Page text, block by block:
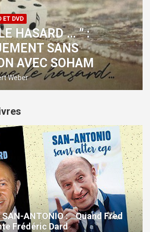
ET DVD
ANGES” :
LE NOUVEL ALBUM
Weber
SAN-ANTONIO : Quand Fred
Frédéric Dard